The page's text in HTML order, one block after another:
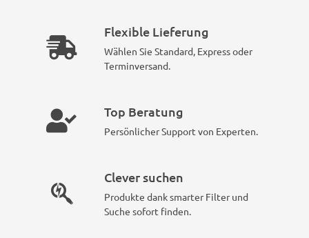
Flexible Lieferung
Wählen Sie Standard, Express oder
Terminversand.
Top Beratung
Persönlicher Support von Experten.
Clever suchen
Produkte dank smarter Filter und
Suche sofort finden.